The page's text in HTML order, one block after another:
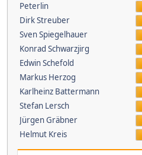
Peterlin
Dirk Streuber
Sven Spiegelhauer
Konrad Schwarzjirg
Edwin Schefold
Markus Herzog
Karlheinz Battermann
Stefan Lersch
Jürgen Gräbner
Helmut Kreis